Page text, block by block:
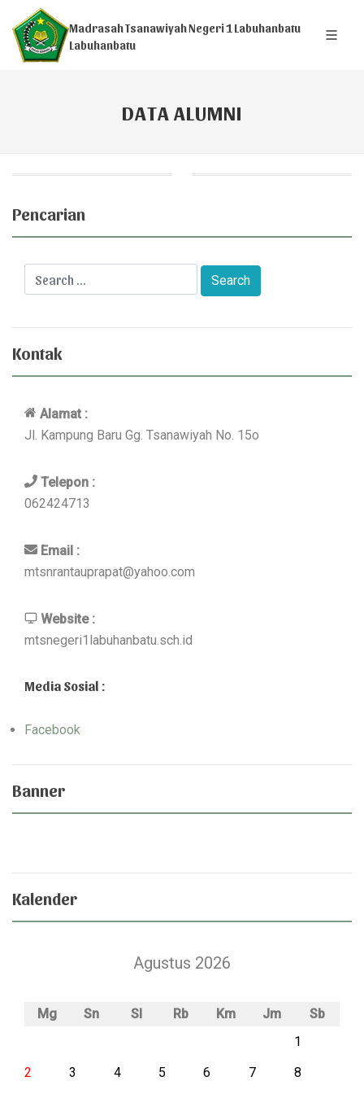
Madrasah Tsanawiyah Negeri 1 Labuhanbatu
Labuhanbatu
DATA ALUMNI
Pencarian
Kontak
Alamat :
Jl. Kampung Baru Gg. Tsanawiyah No. 15o
Telepon :
062424713
Email :
mtsnrantauprapat@yahoo.com
Website :
mtsnegeri1labuhanbatu.sch.id
Media Sosial :
Facebook
Banner
Kalender
Agustus 2026
Mg Sn Sl Rb Km Jm
Sb
1
2
3 4 5 6 7 8